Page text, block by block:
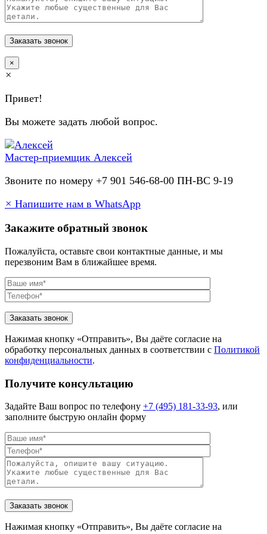
×
×
Привет!
Вы можете задать любой вопрос.
Мастер-приемщик Алексей
Звоните по номеру +7 901 546-68-00 ПН-ВС 9-19
× Напишите нам в WhatsApp
Закажите обратный звонок
Пожалуйста, оставьте свои контактные данные, и мы
перезвоним Вам в ближайшее время.
Нажимая кнопку «Отправить», Вы даёте согласие на
обработку персональных данных в соответствии с Политикой
конфиденциальности.
Получите консультацию
Задайте Ваш вопрос по телефону +7 (495) 181-33-93, или
заполните быструю онлайн форму
Нажимая кнопку «Отправить», Вы даёте согласие на